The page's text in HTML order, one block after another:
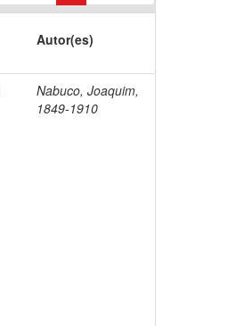
Autor(es)
Nabuco, Joaquim,
1849-1910